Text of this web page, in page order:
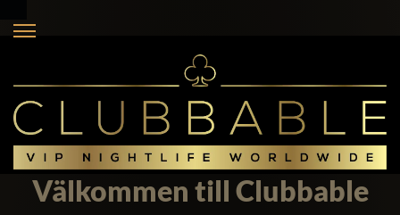
Välkommen till Clubbable